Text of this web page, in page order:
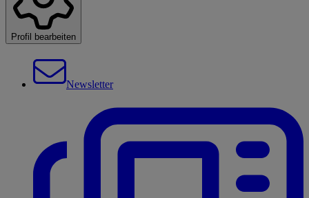
Profil bearbeiten
Newsletter